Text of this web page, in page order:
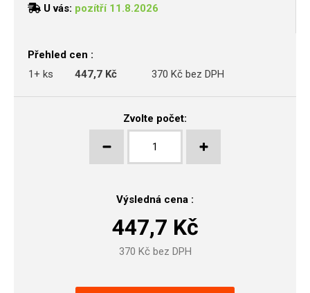
U vás: pozítří 11.8.2026
Přehled cen :
1+ ks
447,7 Kč 370 Kč bez DPH
Zvolte počet:
Výsledná cena :
447,7 Kč
370 Kč bez DPH